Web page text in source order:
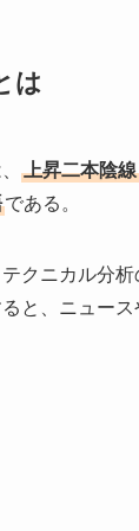
は
上昇二本陰
である。
テクニカル分
と、ニュー